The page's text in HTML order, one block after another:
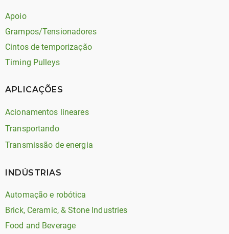
Apoio
Grampos/Tensionadores
Cintos de temporização
Timing Pulleys
APLICAÇÕES
Acionamentos lineares
Transportando
Transmissão de energia
INDÚSTRIAS
Automação e robótica
Brick, Ceramic, & Stone Industries
Food and Beverage